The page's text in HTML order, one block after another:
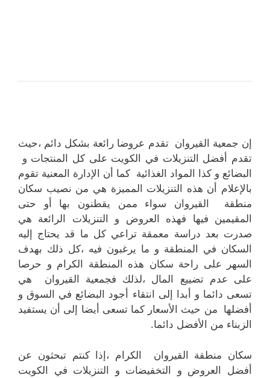
إن جمعية القيروان تقدم عروضا رائعة بشكل دائم ،حيث
تقدم أفضل التنزيلات في الكويت على كل المنتجات و
البضائع و كذا المواد الغذائية كما أن الإدارة المعنية تقوم
بالإعلام أن هذه التنزيلات المميزة هي من نصيب سكان
منطقة القيروان سواء ممن يقطنون بها أو حتى
المقيمين فيها فهذه العروض و التنزيلات الرائعة هي
صدرت بعد دراسة معمقة تراعي كل ما قد يحتاج إليه
السكان في المنطقة و ما يرغبون فيه ،كل ذلك بهدف
السهر على راحة سكان هذه المنطقة الكرام و حرصا
على عدم تضييع المال ،لذلك فجمعية القيروان هي
تسعى دائما و أبدا إلى انتقاء أجود البضائع في السوق و
أفضلها من حيث الأسعار كما تسعى أيضا إلى أن يستفيد
الزبناء من الأفضل دائما.
سكان منطقة القيروان الكرام ،إذا كنتم تبحثون عن
أفضل العروض و التخفيضات و التنزيلات في الكويت